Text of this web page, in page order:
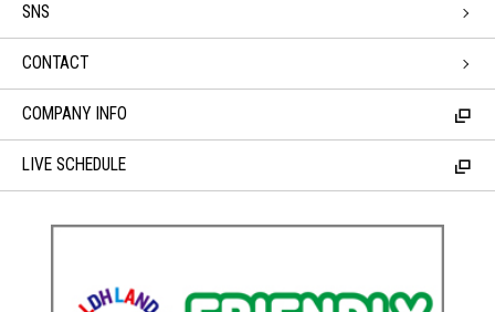
SNS
CONTACT
COMPANY INFO
LIVE SCHEDULE